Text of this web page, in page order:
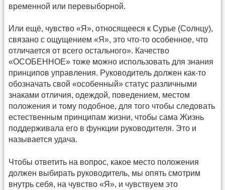
временной или перевыборной.
Или ещё, чувство «Я», относящееся к Сурье (Солнцу),
связано с ощущением «Я», это что-то особенное, что
отличается от всего остального». Качество
«ОСОБЕННОЕ» тоже можно использовать для знания
принципов управления. Руководитель должен как-то
обозначать свой «особенный» статус различными
знаками отличия, одеждой, поведением, местом
положения и тому подобное, для того чтобы следовать
естественным принципам жизни, чтобы сама Жизнь
поддерживала его в функции руководителя. Это и
называется удача.
Чтобы ответить на вопрос, какое место положения
должен выбирать руководитель, мы опять смотрим
внутрь себя, на чувство «Я», и чувствуем это